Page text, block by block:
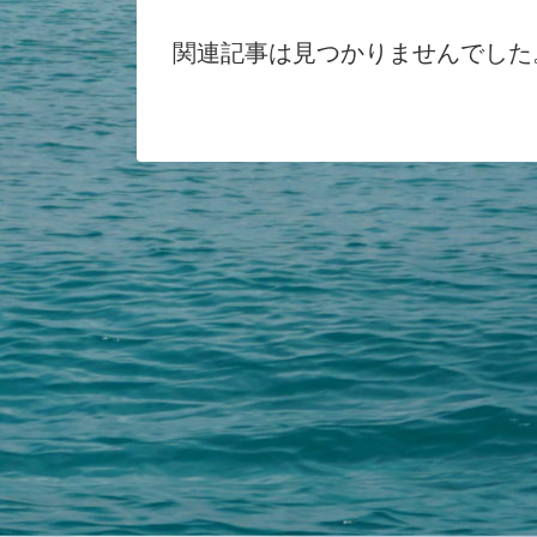
関連記事は見つかりませんでし